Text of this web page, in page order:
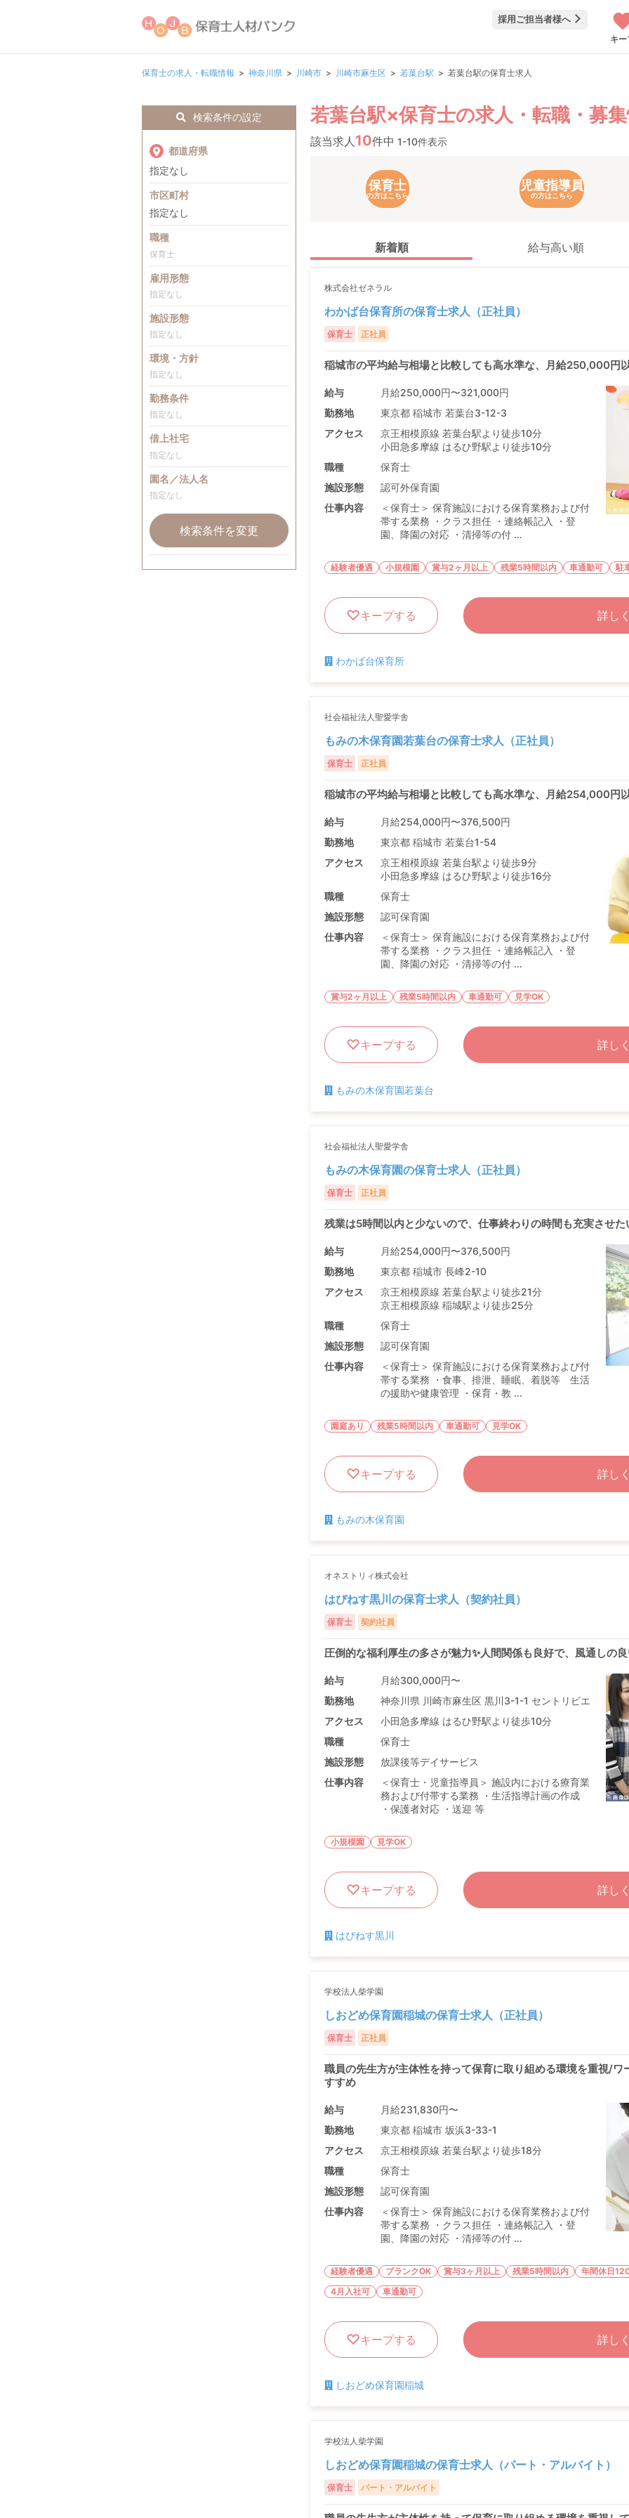
採用ご担当者様へ
キー
保育士の求人・転職情報 神奈川県 川崎市 川崎市麻生区 若葉台駅 若葉台駅の保育士求人
若葉台駅×保育士の求人・転職・募
該当求人 10件中 1-10件表示
保育士
の方はこちら
児童指導員
の方はこちら
新着順 給与高い順
株式会社ゼネラル
わかば台保育所の保育士求人（正社員）
保育士 正社員
稲城市の平均給与相場と比較しても高水準な、月給250,000円
給与
月給250,000円〜321,000円
勤務地
東京都 稲城市 若葉台3-12-3
アクセス
京王相模原線 若葉台駅より徒歩10分
小田急多摩線 はるひ野駅より徒歩10分
職種
保育士
施設形態
認可外保育園
仕事内容
＜保育士＞ 保育施設における保育業務および付
帯する業務 ・クラス担任 ・連絡帳記入 ・登
園、降園の対応 ・清掃等の付 ...
経験者優遇 小規模園 賞与2ヶ月以上 残業5時間以内 車通勤可 駐
キープする 詳し
わかば台保育所
社会福祉法人聖愛学舎
もみの木保育園若葉台の保育士求人（正社員）
保育士 正社員
稲城市の平均給与相場と比較しても高水準な、月給254,000円
給与
月給254,000円〜376,500円
勤務地
東京都 稲城市 若葉台1-54
アクセス
京王相模原線 若葉台駅より徒歩9分
小田急多摩線 はるひ野駅より徒歩16分
職種
保育士
施設形態
認可保育園
仕事内容
＜保育士＞ 保育施設における保育業務および付
帯する業務 ・クラス担任 ・連絡帳記入 ・登
園、降園の対応 ・清掃等の付 ...
賞与2ヶ月以上 残業5時間以内 車通勤可 見学OK
キープする 詳し
もみの木保育園若葉台
社会福祉法人聖愛学舎
もみの木保育園の保育士求人（正社員）
保育士 正社員
残業は5時間以内と少ないので、仕事終わりの時間も充実させ
給与
月給254,000円〜376,500円
勤務地
東京都 稲城市 長峰2-10
アクセス
京王相模原線 若葉台駅より徒歩21分
京王相模原線 稲城駅より徒歩25分
職種
保育士
施設形態
認可保育園
仕事内容
＜保育士＞ 保育施設における保育業務および付
帯する業務 ・食事、排泄、睡眠、着脱等 生活
の援助や健康管理 ・保育・教 ...
園庭あり 残業5時間以内 車通勤可 見学OK
キープする 詳し
もみの木保育園
オネストリィ株式会社
はぴねす黒川の保育士求人（契約社員）
保育士 契約社員
圧倒的な福利厚生の多さが魅力✨人間関係も良好で、風通しの
給与
月給300,000円〜
勤務地
神奈川県 川崎市麻生区 黒川3-1-1 セントリビエ
アクセス
小田急多摩線 はるひ野駅より徒歩10分
職種
保育士
施設形態
放課後等デイサービス
仕事内容
＜保育士・児童指導員＞ 施設内における療育業
務および付帯する業務 ・生活指導計画の作成
・保護者対応 ・送迎 等
小規模園 見学OK
キープする 詳し
はぴねす黒川
学校法人柴学園
しおどめ保育園稲城の保育士求人（正社員）
保育士 正社員
職員の先生方が主体性を持って保育に取り組める環境を重視/ワ
すすめ
給与
月給231,830円〜
勤務地
東京都 稲城市 坂浜3-33-1
アクセス
京王相模原線 若葉台駅より徒歩18分
職種
保育士
施設形態
認可保育園
仕事内容
＜保育士＞ 保育施設における保育業務および付
帯する業務 ・クラス担任 ・連絡帳記入 ・登
園、降園の対応 ・清掃等の付 ...
経験者優遇 ブランクOK 賞与3ヶ月以上 残業5時間以内
年間休日
4月入社可
車通勤可
キープする 詳し
しおどめ保育園稲城
学校法人柴学園
しおどめ保育園稲城の保育士求人（パート・アルバイト）
保育士 パート・アルバイト
検索条件の設定
都道府県
指定なし
市区町村
指定なし
職種
保育士
雇用形態
指定なし
施設形態
指定なし
環境・方針
指定なし
勤務条件
指定なし
借上社宅
指定なし
園名／法人名
指定なし
検索条件を変更